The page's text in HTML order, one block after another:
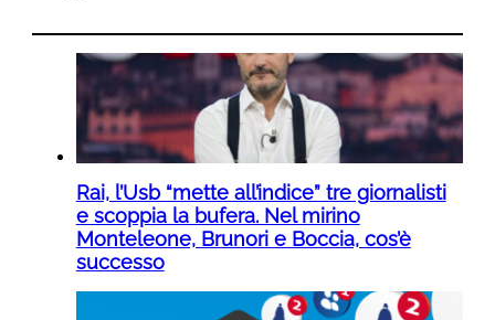
Rai, l’Usb “mette all’indice” tre giornalisti
e scoppia la bufera. Nel mirino
Monteleone, Brunori e Boccia, cos’è
successo